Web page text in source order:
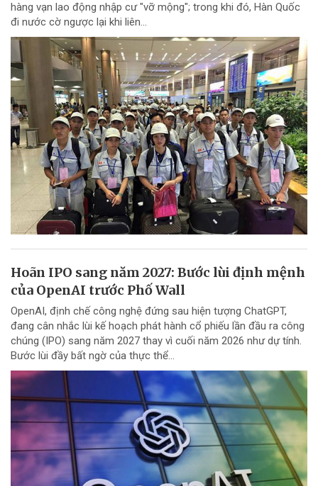
hàng vạn lao động nhập cư "vỡ mộng"; trong khi đó, Hàn Quốc
đi nước cờ ngược lại khi liên...
Hoãn IPO sang năm 2027: Bước lùi định mệnh
của OpenAI trước Phố Wall
OpenAI, định chế công nghệ đứng sau hiện tượng ChatGPT,
đang cân nhắc lùi kế hoạch phát hành cổ phiếu lần đầu ra công
chúng (IPO) sang năm 2027 thay vì cuối năm 2026 như dự tính.
Bước lùi đầy bất ngờ của thực thể...